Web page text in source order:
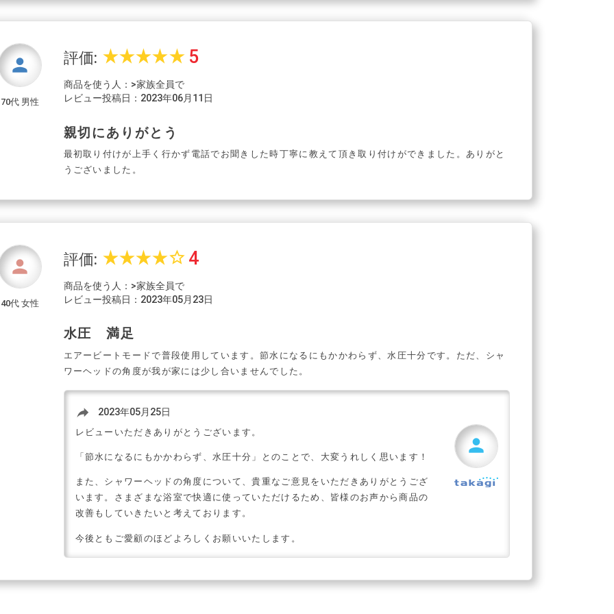
person
70代 男性
評価: star_ratestar_ratestar_ratestar_ratestar_rate 5
商品を使う人：>家族全員で
レビュー投稿日：2023年06月11日
親切にありがとう
最初取り付けが上手く行かず電話でお聞きした時丁寧に教えて頂き取り付けができました。ありがと
うございました。
person
40代 女性
評価: star_ratestar_ratestar_ratestar_ratestar_border 4
商品を使う人：>家族全員で
レビュー投稿日：2023年05月23日
水圧 満足
エアービートモードで普段使用しています。節水になるにもかかわらず、水圧十分です。ただ、シャ
ワーヘッドの角度が我が家には少し合いませんでした。
reply 2023年05月25日
レビューいただきありがとうございます。
「節水になるにもかかわらず、水圧十分」とのことで、大変うれしく思います！
また、シャワーヘッドの角度について、貴重なご意見をいただきありがとうござ
います。さまざまな浴室で快適に使っていただけるため、皆様のお声から商品の
改善もしていきたいと考えております。
今後ともご愛顧のほどよろしくお願いいたします。
person